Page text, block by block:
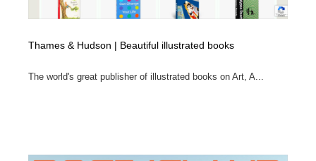
Thames & Hudson | Beautiful illustrated books
The world's great publisher of illustrated books on Art, A...